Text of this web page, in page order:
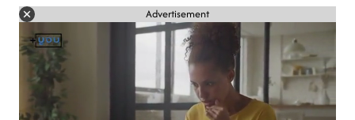
Advertisement